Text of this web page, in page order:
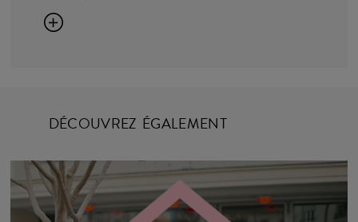
DÉCOUVREZ ÉGALEMENT